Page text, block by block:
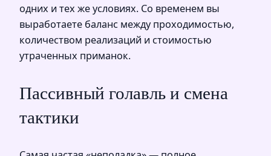
одних и тех же условиях. Со временем вы
выработаете баланс между проходимостью,
количеством реализаций и стоимостью
утраченных приманок.
Пассивный голавль и смена
тактики